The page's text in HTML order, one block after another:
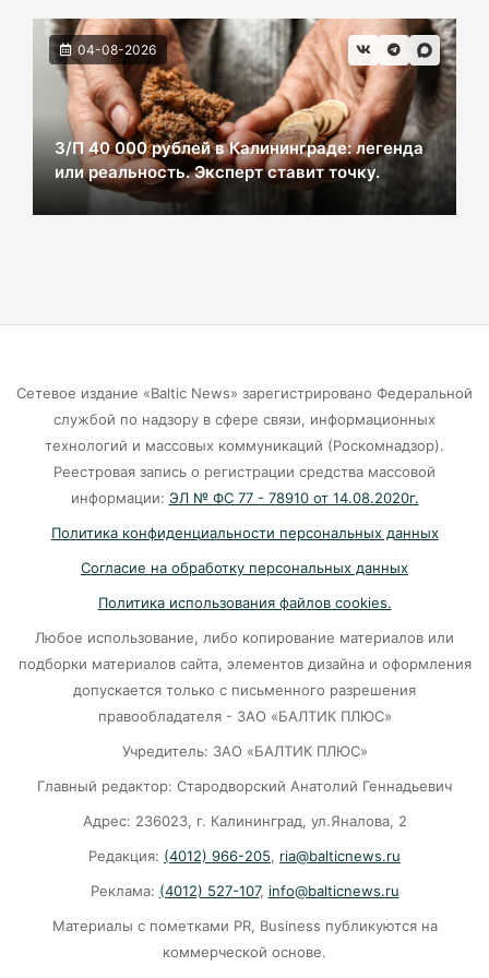
ВСУ хотели взорвать газовый терминал в
Калининграде
07-08-2026
В Калининграде из-за ямочного ремонта на К.
Маркса гибнут липы
подталкивает к депрессии
Калининград и Москва объединяются ради
07-08-2026
Убийцу участника СВО в Балтийске посадили
В Калининграде «КамАЗ» сбил скутериста
07-08-2026
Губернатор объяснил, откуда берутся пустые
колонки на заправках в Калининграде
06-08-2026
«Губернатор против ям»: Беспрозванных
требует перекроить график ремонта дорог
04-08-2026
З/П 40 000 рублей в Калининграде: легенда
или реальность. Эксперт ставит точку.
Сетевое издание «Baltic News» зарегистрировано Федеральной
службой по надзору в сфере связи, информационных
технологий и массовых коммуникаций (Роскомнадзор).
Реестровая запись о регистрации средства массовой
информации: ЭЛ № ФС 77 - 78910 от 14.08.2020г.
Политика конфиденциальности персональных данных
Согласие на обработку персональных данных
Политика использования файлов cookies.
Любое использование, либо копирование материалов или
подборки материалов сайта, элементов дизайна и оформления
допускается только с письменного разрешения
правообладателя - ЗАО «БАЛТИК ПЛЮС»
Учредитель: ЗАО «БАЛТИК ПЛЮС»
Главный редактор: Стародворский Анатолий Геннадьевич
Адрес: 236023, г. Калининград, ул.Яналова, 2
Редакция: (4012) 966-205, ria@balticnews.ru
Реклама: (4012) 527-107, info@balticnews.ru
Материалы с пометками PR, Business публикуются на
коммерческой основе.